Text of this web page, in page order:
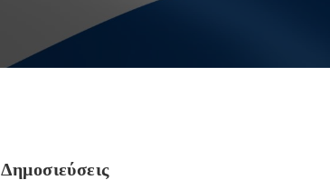
Δημοσιεύσεις